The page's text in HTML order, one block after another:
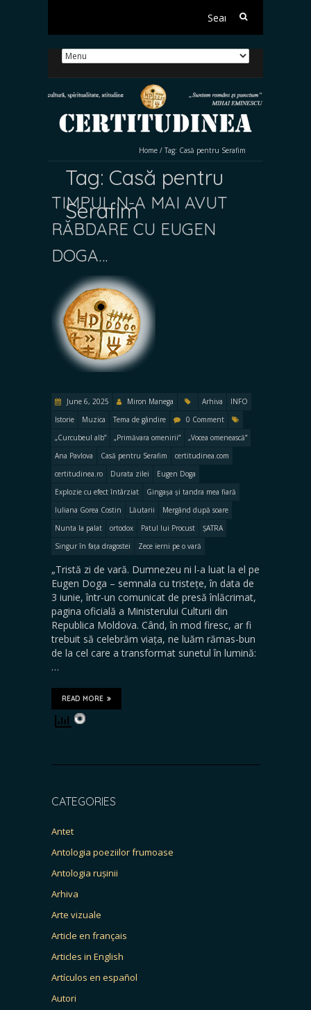
Search
Home / Tag: Casă pentru Serafim
Tag: Casă pentru
Serafim
TIMPUL N-A MAI AVUT
RĂBDARE CU EUGEN
DOGA…
June 6, 2025 Miron Manega Arhiva
INFO
Istorie
Muzica Tema de gândire
0 Comment
„Curcubeul alb”
„Primăvara omenirii”
„Vocea omenească”
Ana Pavlova
Casă pentru Serafim
certitudinea.com
certitudinea.ro
Durata zilei
Eugen Doga
Explozie cu efect întârziat
Gingașa și tandra mea fiară
Iuliana Gorea Costin
Lăutarii
Mergând după soare
Nunta la palat
ortodox Patul lui Procust
ȘATRA
Singur în fața dragostei
Zece ierni pe o vară
„Tristă zi de vară. Dumnezeu ni l-a luat la el pe
Eugen Doga – semnala cu tristețe, în data de
3 iunie, într-un comunicat de presă înlăcrimat,
pagina oficială a Ministerului Culturii din
Republica Moldova. Când, în mod firesc, ar fi
trebuit să celebrăm viața, ne luăm rămas-bun
de la cel care a transformat sunetul în lumină:
…
READ MORE
CATEGORIES
Antet
Antologia poeziilor frumoase
Antologia rușinii
Arhiva
Arte vizuale
Article en français
Articles in English
Artículos en español
Autori